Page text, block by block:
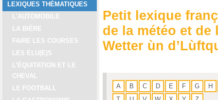
LEXIQUES THÉMATIQUES
L'AUTOMOBILE
LA BIÈRE
FAIRE LES COURSES
LES ÉLU(E)S
L’ÉQUITATION ET LE
CHEVAL
LE FOOTBALL
Petit lexique
de la météo et de
Wetter ùn
A B C D E F G
H